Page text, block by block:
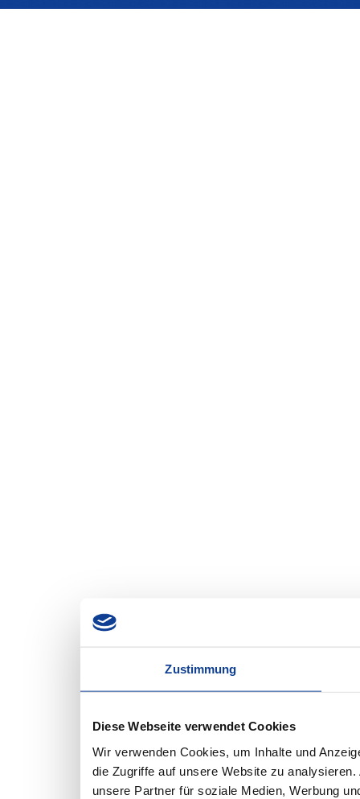
Zustimmung
Diese Webseite verwendet Cookies
Wir verwenden Cookies, um Inhalte und
die Zugriffe auf unsere Website zu
unsere Partner für soziale Medien, Werbung